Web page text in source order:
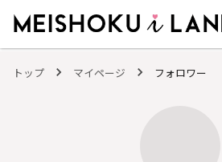
トップ マイページ フォロワー